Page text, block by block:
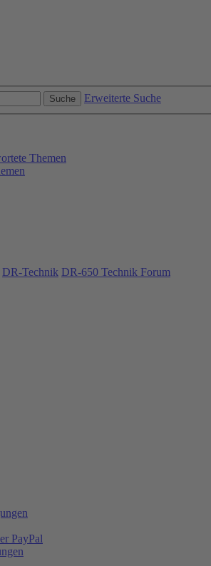
Suche Erweiterte Suche
Themen
DR-Technik DR-650 Technik Forum
PayPal